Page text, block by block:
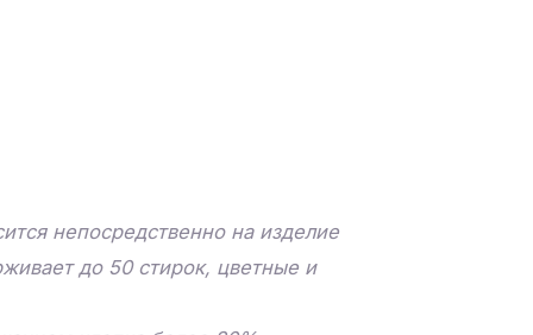
непосредственно на изделие
до 50 стирок, цветные и